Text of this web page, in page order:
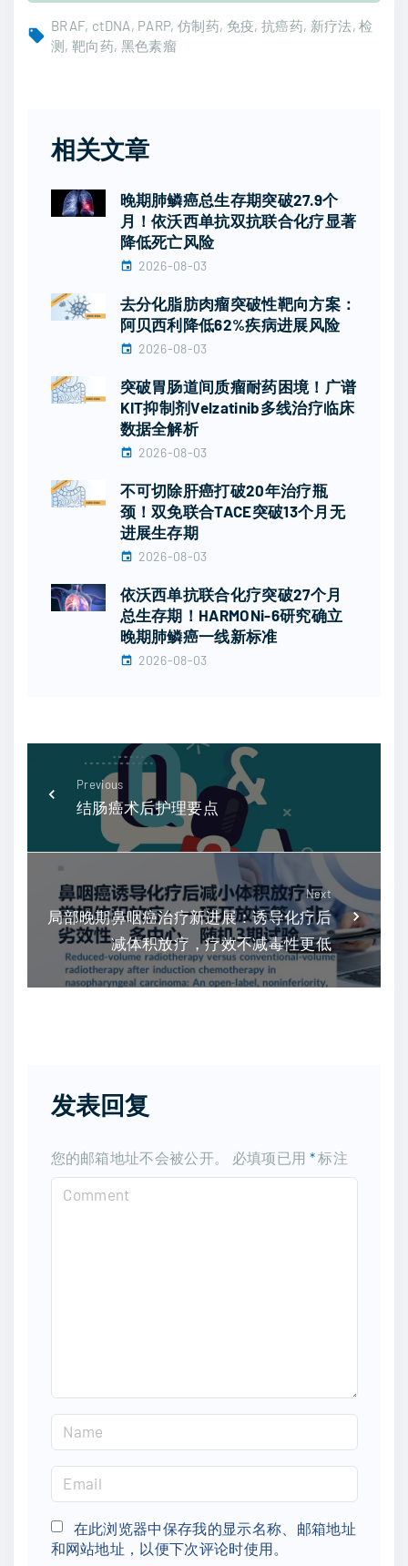
BRAF ctDNA PARP 仿制药 免疫 抗癌药 新疗法 检
测 靶向药 黑色素瘤
相关文章
晚期肺鳞癌总生存期突破27.9个
月！依沃西单抗双抗联合化疗显著
降低死亡风险
2026-08-03
去分化脂肪肉瘤突破性靶向方案：
阿贝西利降低62%疾病进展风险
2026-08-03
突破胃肠道间质瘤耐药困境！广谱
KIT抑制剂Velzatinib多线治疗临床
数据全解析
2026-08-03
不可切除肝癌打破20年治疗瓶
颈！双免联合TACE突破13个月无
进展生存期
2026-08-03
依沃西单抗联合化疗突破27个月
总生存期！HARMONi-6研究确立
晚期肺鳞癌一线新标准
2026-08-03
Previous
结肠癌术后护理要点
Next
局部晚期鼻咽癌治疗新进展：诱导化疗后
减体积放疗，疗效不减毒性更低
发表回复
您的邮箱地址不会被公开。 必填项已用 *标注
a
e
*
m
a
i
在此浏览器中保存我的显示名称、邮箱地址
和网站地址，以便下次评论时使用。